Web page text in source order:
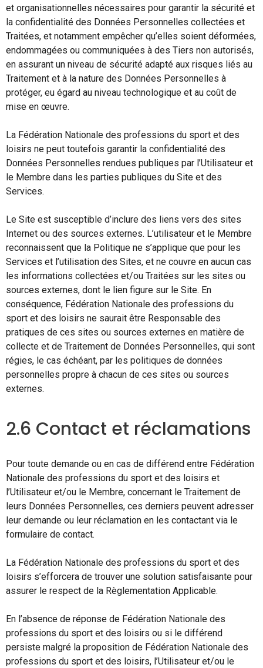
et organisationnelles nécessaires pour garantir la sécurité et
la confidentialité des Données Personnelles collectées et
Traitées, et notamment empêcher qu’elles soient déformées,
endommagées ou communiquées à des Tiers non autorisés,
en assurant un niveau de sécurité adapté aux risques liés au
Traitement et à la nature des Données Personnelles à
protéger, eu égard au niveau technologique et au coût de
mise en œuvre.
La Fédération Nationale des professions du sport et des
loisirs ne peut toutefois garantir la confidentialité des
Données Personnelles rendues publiques par l’Utilisateur et
le Membre dans les parties publiques du Site et des
Services.
Le Site est susceptible d’inclure des liens vers des sites
Internet ou des sources externes. L’utilisateur et le Membre
reconnaissent que la Politique ne s’applique que pour les
Services et l’utilisation des Sites, et ne couvre en aucun cas
les informations collectées et/ou Traitées sur les sites ou
sources externes, dont le lien figure sur le Site. En
conséquence, Fédération Nationale des professions du
sport et des loisirs ne saurait être Responsable des
pratiques de ces sites ou sources externes en matière de
collecte et de Traitement de Données Personnelles, qui sont
régies, le cas échéant, par les politiques de données
personnelles propre à chacun de ces sites ou sources
externes.
2.6 Contact et réclamations
Pour toute demande ou en cas de différend entre Fédération
Nationale des professions du sport et des loisirs et
l’Utilisateur et/ou le Membre, concernant le Traitement de
leurs Données Personnelles, ces derniers peuvent adresser
leur demande ou leur réclamation en les contactant via le
formulaire de contact.
La Fédération Nationale des professions du sport et des
loisirs s’efforcera de trouver une solution satisfaisante pour
assurer le respect de la Règlementation Applicable.
En l’absence de réponse de Fédération Nationale des
professions du sport et des loisirs ou si le différend
persiste malgré la proposition de Fédération Nationale des
professions du sport et des loisirs, l’Utilisateur et/ou le